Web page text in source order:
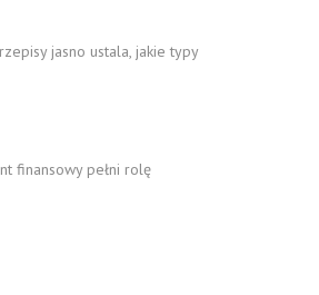
jasno ustala, jakie typy
finansowy pełni rolę